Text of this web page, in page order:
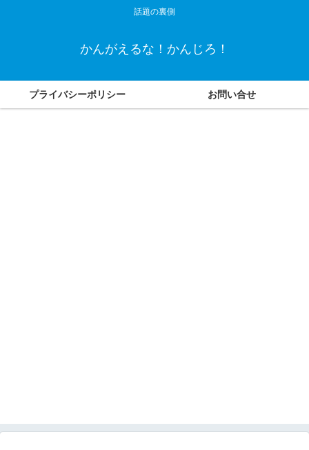
話題の裏側
かんがえるな！かんじろ！
プライバシーポリシー お問い合せ